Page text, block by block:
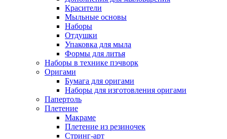
Красители
Мыльные основы
Наборы
Отдушки
Упаковка для мыла
Формы для литья
Наборы в технике пэчворк
Оригами
Бумага для оригами
Наборы для изготовления оригами
Папертоль
Плетение
Макраме
Плетение из резиночек
Стринг-арт